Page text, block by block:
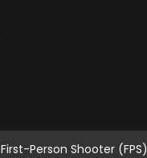
First-Person Shooter (FPS)